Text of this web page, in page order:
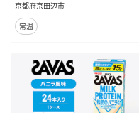
京都府京田辺市
常温